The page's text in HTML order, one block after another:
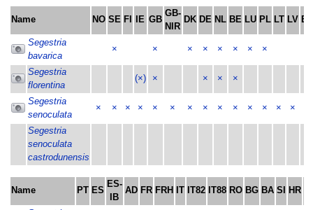
Name NO SE FI IE GB
GB-
NIR
DK DE NL BE LU PL LT LV EE
Segestria
bavarica
× × × × × × × ×
Segestria
florentina
(×) × × × ×
Segestria
senoculata
× × × × × × × × × × × × × ×
Segestria
senoculata
castrodunensis
Name PT ES
ES-
IB
AD FR FRH IT IT82 IT88 RO BG BA SI HR